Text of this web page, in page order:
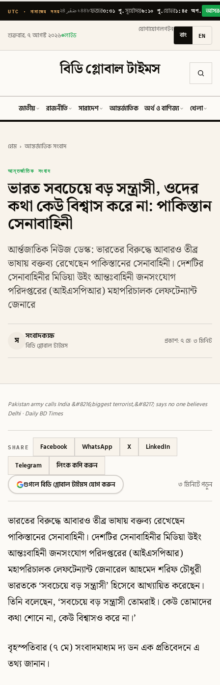
UTC · নামাজের সময় ২৪ صَفَر ১৪৪৮ফজর৩:৩১ পূ.সূর্যোদয়৬:১০ পূ.যোহর১:৪৫ অপ. আসর
শুক্রবার, ৭ আগস্ট ২০২৬ লাইভ
যোগাযোগলগইন
বাং EN
বিডি গ্লোবাল টাইমস
জাতীয় রাজনীতি সারাদেশ আন্তর্জাতিক অর্থ ও বাণিজ্য খেলা
হোম › আন্তর্জাতিক সংবাদ
আন্তর্জাতিক সংবাদ
ভারত সবচেয়ে বড় সন্ত্রাসী, ওদের
কথা কেউ বিশ্বাস করে না: পাকিস্তান
সেনাবাহিনী
আর্ন্তজাতিক নিউজ ডেস্ক: ভারতের বিরুদ্ধে আবারও তীব্র
ভাষায় বক্তব্য রেখেছেন পাকিস্তানের সেনাবাহিনী। দেশটির
সেনাবাহিনীর মিডিয়া উইং আন্তঃবাহিনী জনসংযোগ
পরিদপ্তরের (আইএসপিআর) মহাপরিচালক লেফটেন্যান্ট
জেনারে
স সংবাদকক্ষ
বিডি গ্লোবাল টাইমস
প্রকাশ: ৭ মে· ৩ মিনিট
Pakistan army calls India &#8216;biggest terrorist,&#8217; says no one believes
Delhi · Daily BD Times
SHARE Facebook WhatsApp X
LinkedIn
Telegram
লিংক কপি করুন
গুগলে বিডি গ্লোবাল টাইমস যোগ করুন
৩ মিনিটে পড়ুন
ভারতের বিরুদ্ধে আবারও তীব্র ভাষায় বক্তব্য রেখেছেন
পাকিস্তানের সেনাবাহিনী। দেশটির সেনাবাহিনীর মিডিয়া উইং
আন্তঃবাহিনী জনসংযোগ পরিদপ্তরের (আইএসপিআর)
মহাপরিচালক লেফটেন্যান্ট জেনারেল আহমেদ শরিফ চৌধুরী
ভারতকে ‘সবচেয়ে বড় সন্ত্রাসী’ হিসেবে আখ্যায়িত করেছেন।
তিনি বলেছেন, ‘সবচেয়ে বড় সন্ত্রাসী তোমরাই। কেউ তোমাদের
কথা শোনে না, কেউ বিশ্বাসও করে না।’
বৃহস্পতিবার (৭ মে) সংবাদমাধ্যম দ্য ডন এক প্রতিবেদনে এ
তথ্য জানান।